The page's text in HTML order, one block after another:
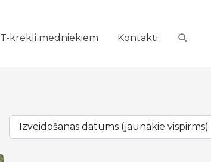
T-krekli medniekiem Kontakti Search
Izveidošanas datums (jaunākie vispirms)